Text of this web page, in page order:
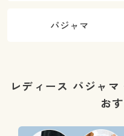
パジャマ
レディース パジャ
お